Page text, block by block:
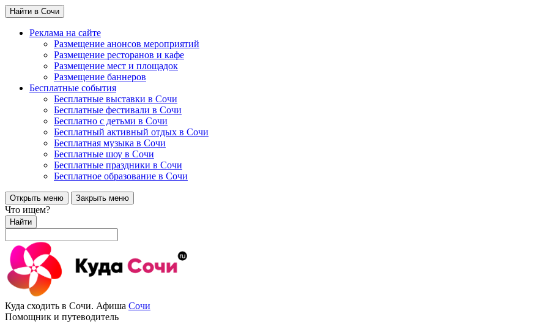
Найти в Сочи
Реклама на сайте
Размещение анонсов мероприятий
Размещение ресторанов и кафе
Размещение мест и площадок
Размещение баннеров
Бесплатные события
Бесплатные выставки в Сочи
Бесплатные фестивали в Сочи
Бесплатно с детьми в Сочи
Бесплатный активный отдых в Сочи
Бесплатная музыка в Сочи
Бесплатные шоу в Сочи
Бесплатные праздники в Сочи
Бесплатное образование в Сочи
Открыть меню Закрыть меню
Что ищем?
Найти
Куда сходить в Сочи. Афиша Сочи
Помощник и путеводитель